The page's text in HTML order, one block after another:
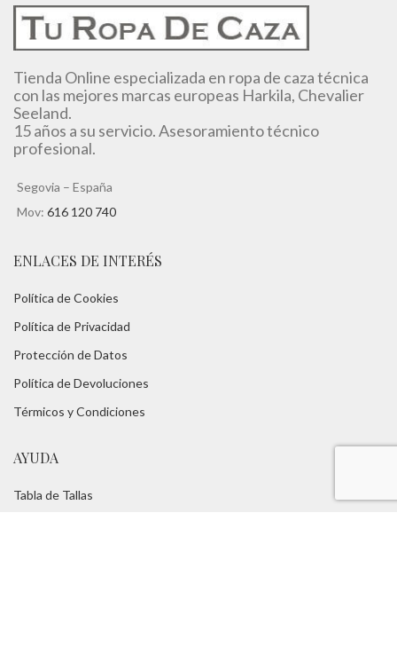
Tienda Online especializada en ropa de caza técnica
con las mejores marcas europeas Harkila, Chevalier
Seeland.
15 años a su servicio. Asesoramiento técnico
profesional.
Segovia – España
Mov: 616 120 740
ENLACES DE INTERÉS
Política de Cookies
Política de Privacidad
Protección de Datos
Política de Devoluciones
Térmicos y Condiciones
AYUDA
Tabla de Tallas